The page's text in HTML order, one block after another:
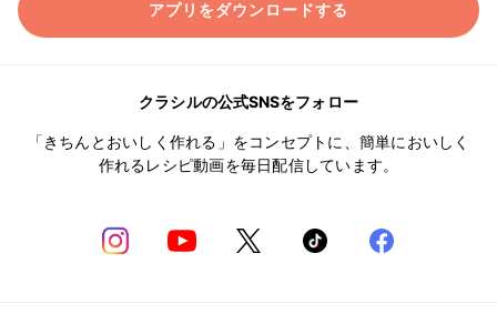
アプリをダウンロードする
クラシルの公式SNSをフォロー
「きちんとおいしく作れる」をコンセプトに、簡単においしく
作れるレシピ動画を毎日配信しています。